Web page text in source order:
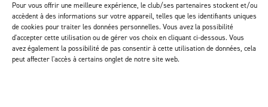
Pour vous offrir une meilleure expérience, le club/ses partenaires stockent et/ou
accèdent à des informations sur votre appareil, telles que les identifiants uniques
de cookies pour traiter les données personnelles. Vous avez la possibilité
d'accepter cette utilisation ou de gérer vos choix en cliquant ci-dessous. Vous
avez également la possibilité de pas consentir à cette utilisation de données, cela
peut affecter l'accès à certains onglet de notre site web.
Réalisation MTM Agency